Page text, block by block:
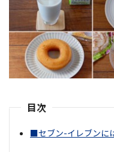
目次
■セブン-イレブンに